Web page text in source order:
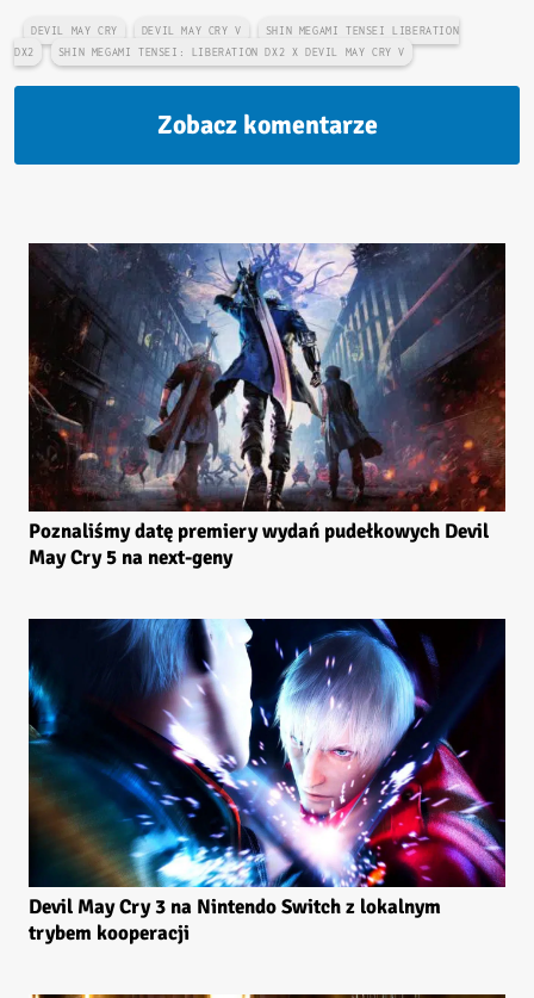
DEVIL MAY CRY DEVIL MAY CRY V
SHIN MEGAMI TENSEI LIBERATION
DX2
SHIN MEGAMI TENSEI: LIBERATION DX2 X DEVIL MAY CRY V
Zobacz komentarze
Poznaliśmy datę premiery wydań pudełkowych Devil
May Cry 5 na next-geny
Devil May Cry 3 na Nintendo Switch z lokalnym
trybem kooperacji